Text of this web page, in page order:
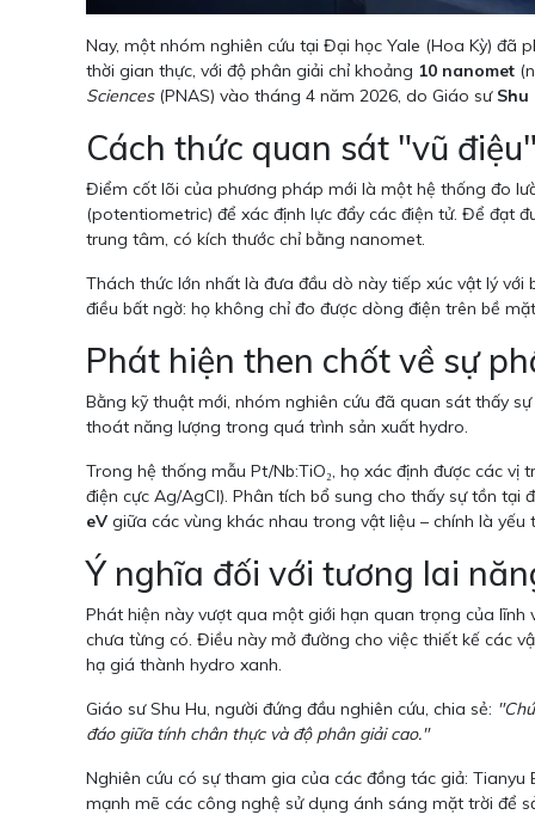
Nay, một nhóm nghiên cứu tại Đại học Yale (Hoa Kỳ)
thời gian thực, với độ phân giải chỉ khoảng 10 nanomet
Sciences(PNAS) vào tháng 4 năm 2026, do Giáo sư Shu
Cách thức quan sát "vũ
Điểm cốt lõi của phương pháp mới là một hệ thống đo
(potentiometric) để xác định lực đẩy các điện tử. Để đạt
trung tâm, có kích thước chỉ bằng nanomet.
Thách thức lớn nhất là đưa đầu dò này tiếp xúc vật lý
điều bất ngờ: họ không chỉ đo được dòng điện trên bề
Phát hiện then chốt về sự
Bằng kỹ thuật mới, nhóm nghiên cứu đã quan sát thấy
thoát năng lượng trong quá trình sản xuất hydro.
Trong hệ thống mẫu Pt/Nb:TiO₂, họ xác định được các
điện cực Ag/AgCl). Phân tích bổ sung cho thấy sự tồn
eV giữa các vùng khác nhau trong vật liệu – chính là
Ý nghĩa đối với tương lai
Phát hiện này vượt qua một giới hạn quan trọng của
chưa từng có. Điều này mở đường cho việc thiết kế các
hạ giá thành hydro xanh.
Giáo sư Shu Hu, người đứng đầu nghiên cứu, chia sẻ:
đáo giữa tính chân thực và độ phân giải cao."
Nghiên cứu có sự tham gia của các đồng tác giả: Tianyu
mạnh mẽ các công nghệ sử dụng ánh sáng mặt trời để